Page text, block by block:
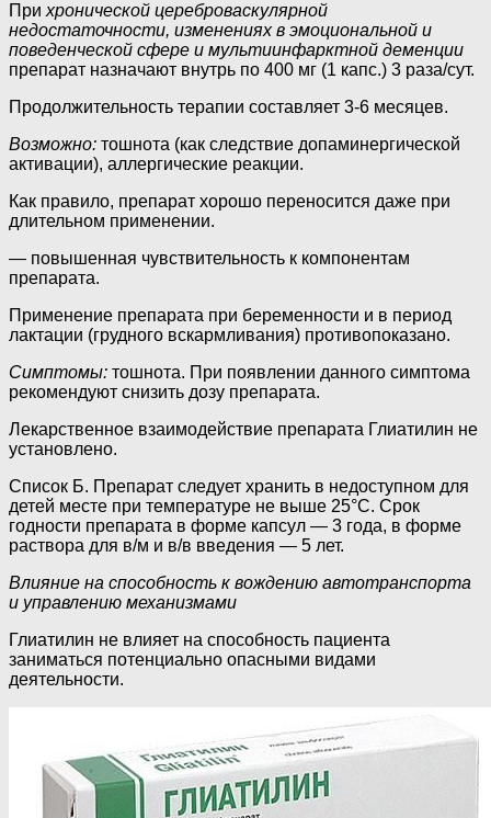
При хронической цереброваскулярной
недостаточности, изменениях в эмоциональной и
поведенческой сфере и мультиинфарктной деменции
препарат назначают внутрь по 400 мг (1 капс.) 3 раза/сут.
Продолжительность терапии составляет 3-6 месяцев.
Возможно: тошнота (как следствие допаминергической
активации), аллергические реакции.
Как правило, препарат хорошо переносится даже при
длительном применении.
— повышенная чувствительность к компонентам
препарата.
Применение препарата при беременности и в период
лактации (грудного вскармливания) противопоказано.
Симптомы: тошнота. При появлении данного симптома
рекомендуют снизить дозу препарата.
Лекарственное взаимодействие препарата Глиатилин не
установлено.
Список Б. Препарат следует хранить в недоступном для
детей месте при температуре не выше 25°C. Срок
годности препарата в форме капсул — 3 года, в форме
раствора для в/м и в/в введения — 5 лет.
Влияние на способность к вождению автотранспорта
и управлению механизмами
Глиатилин не влияет на способность пациента
заниматься потенциально опасными видами
деятельности.